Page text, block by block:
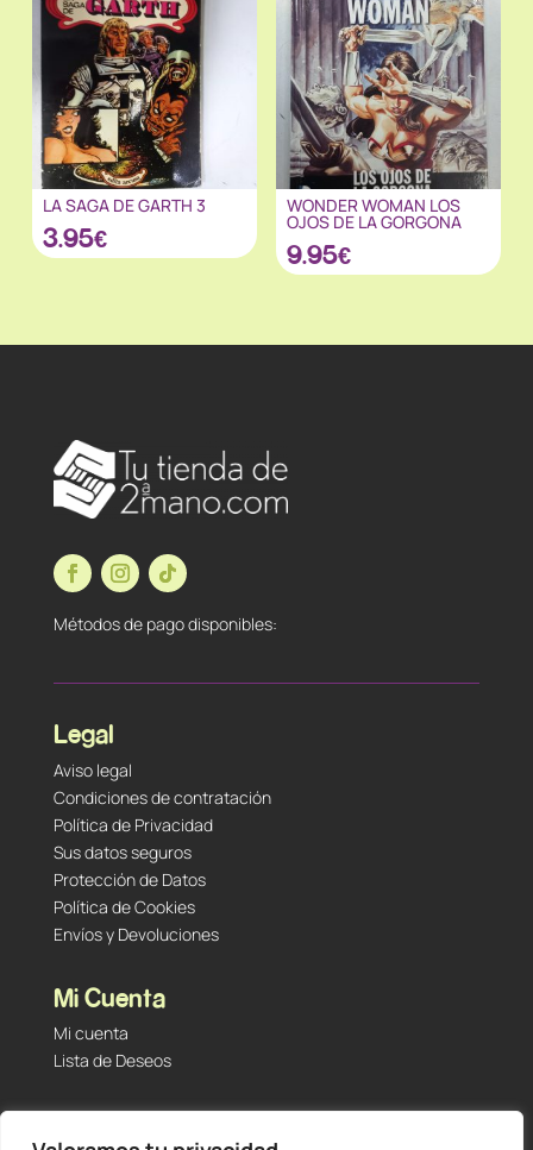
LA SAGA DE GARTH 3
3.95€
WONDER WOMAN LOS
OJOS DE LA GORGONA
9.95€
Métodos de pago disponibles:
Legal
Aviso legal
Condiciones de contratación
Política de Privacidad
Sus datos seguros
Protección de Datos
Política de Cookies
Envíos y Devoluciones
Mi Cuenta
Mi cuenta
Lista de Deseos